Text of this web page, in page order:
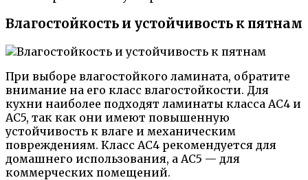
Влагостойкость и устойчивость к пятнам
При выборе влагостойкого ламината, обратите
внимание на его класс влагостойкости. Для
кухни наиболее подходят ламинаты класса AC4 и
AC5, так как они имеют повышенную
устойчивость к влаге и механическим
повреждениям. Класс AC4 рекомендуется для
домашнего использования, а AC5 — для
коммерческих помещений.